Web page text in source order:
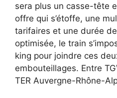
sera plus un casse-tête
offre qui s’étoffe, une
tarifaires et une durée
optimisée, le train
king pour joindre ces
embouteillages. Entre
TER Auvergne-Rhône-